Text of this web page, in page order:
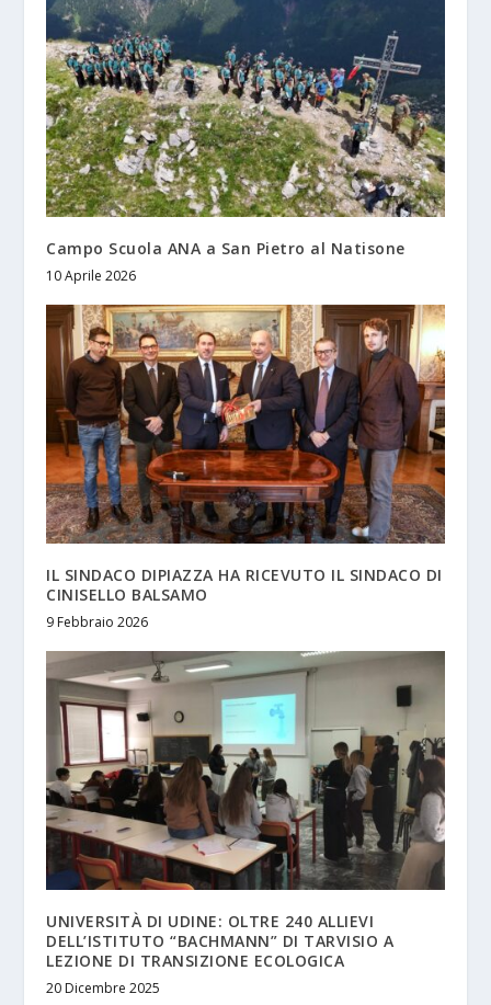
Campo Scuola ANA a San Pietro al Natisone
10 Aprile 2026
IL SINDACO DIPIAZZA HA RICEVUTO IL SINDACO DI
CINISELLO BALSAMO
9 Febbraio 2026
UNIVERSITÀ DI UDINE: OLTRE 240 ALLIEVI
DELL’ISTITUTO “BACHMANN” DI TARVISIO A
LEZIONE DI TRANSIZIONE ECOLOGICA
20 Dicembre 2025